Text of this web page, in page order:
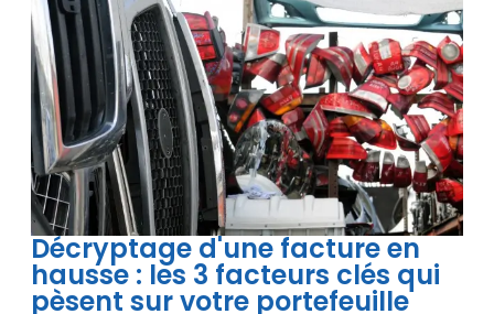
Décryptage d'une facture en
hausse : les 3 facteurs clés qui
pèsent sur votre portefeuille